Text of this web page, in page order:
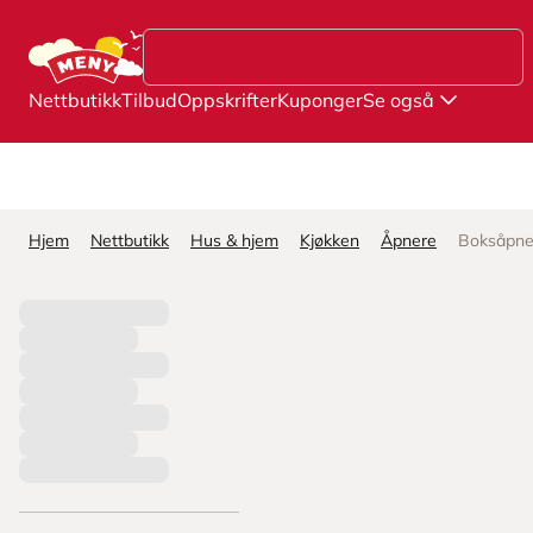
NettbutikkTilbudOppskrifterKupongerSe også
Hjem Nettbutikk Hus & hjem Kjøkken Åpnere